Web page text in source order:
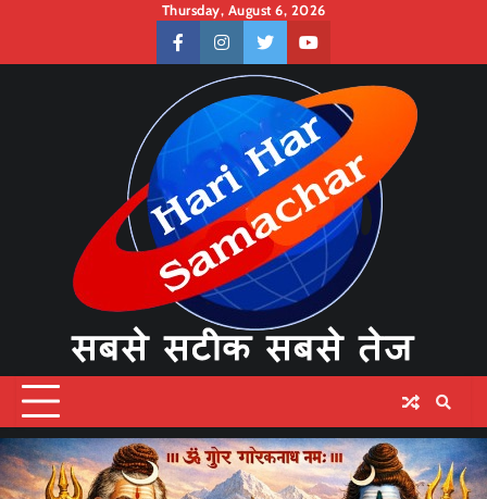
content
Thursday, August 6, 2026
facebookinstagramtwitteryoutube